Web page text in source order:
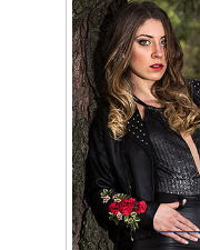
La primera
hizo
Mariana
un
seguridad"
Música,
Conocé
disfrutar